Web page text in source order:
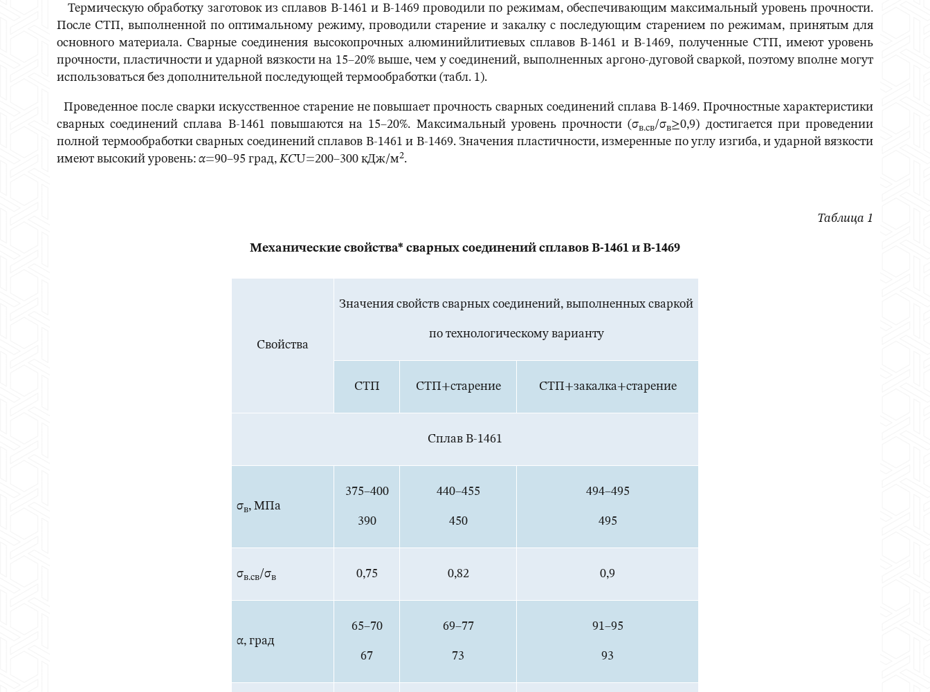
Термическую обработку заготовок из сплавов В-1461 и В-1469 проводили по режимам, обеспечивающим максимальный уровень прочности.
После СТП, выполненной по оптимальному режиму, проводили старение и закалку с последующим старением по режимам, принятым для
основного материала. Сварные соединения высокопрочных алюминийлитиевых сплавов В-1461 и В-1469, полученные СТП, имеют уровень
прочности, пластичности и ударной вязкости на 15–20% выше, чем у соединений, выполненных аргоно-дуговой сваркой, поэтому вполне могут
использоваться без дополнительной последующей термообработки (табл. 1).
Проведенное после сварки искусственное старение не повышает прочность сварных соединений сплава В-1469. Прочностные характеристики
сварных соединений сплава В-1461 повышаются на 15–20%. Максимальный уровень прочности (σв.св/σв≥0,9) достигается при проведении
полной термообработки сварных соединений сплавов В-1461 и В-1469. Значения пластичности, измеренные по углу изгиба, и ударной вязкости
имеют высокий уровень: α=90–95 град,KСU=200–300 кДж/м2.
Таблица 1
Механические свойства* сварных соединений сплавов В-1461 и В-1469
Свойства
Значения свойств сварных соединений, выполненных сваркой
по технологическому варианту
СТП СТП+старение СТП+закалка+старение
Сплав В-1461
σв, МПа
375–400
390
440–455
450
494–495
495
σв.св/σв 0,75 0,82 0,9
α, град
65–70
67
69–77
73
91–95
93